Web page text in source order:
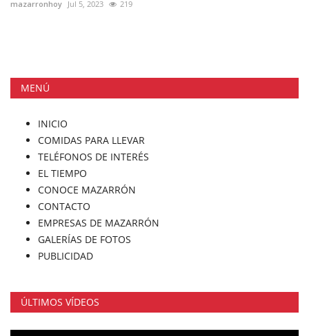
mazarronhoy Jul 5, 2023 219
MENÚ
INICIO
COMIDAS PARA LLEVAR
TELÉFONOS DE INTERÉS
EL TIEMPO
CONOCE MAZARRÓN
CONTACTO
EMPRESAS DE MAZARRÓN
GALERÍAS DE FOTOS
PUBLICIDAD
ÚLTIMOS VÍDEOS